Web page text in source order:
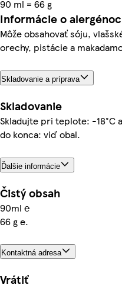
90 ml = 66 g
Informácie o
Môže obsahovať sóju,
orechy, pistácie a
Skladovanie a príprava
Skladovanie
Skladujte pri teplote: -18°C
do konca: viď obal.
Ďalšie informácie
Čistý obsah
90ml ℮
66 g e.
Kontaktná adresa
Vrátiť